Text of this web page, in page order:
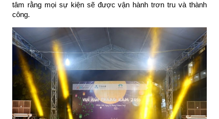
tâm rằng mọi sự kiện sẽ được vận hành trơn tru và thành
công.